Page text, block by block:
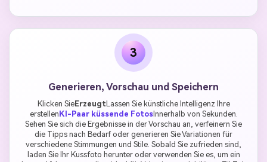
3
Generieren, Vorschau und Speichern
Klicken SieErzeugtLassen Sie künstliche Intelligenz Ihre
erstellenKI-Paar küssende FotosInnerhalb von Sekunden.
Sehen Sie sich die Ergebnisse in der Vorschau an, verfeinern Sie
die Tipps nach Bedarf oder generieren Sie Variationen für
verschiedene Stimmungen und Stile. Sobald Sie zufrieden sind,
laden Sie Ihr Kussfoto herunter oder verwenden Sie es, um ein